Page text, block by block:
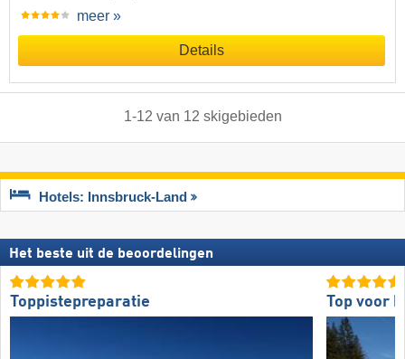
meer »
Details
1-12 van 12 skigebieden
Hotels: Innsbruck-Land
Het beste uit de beoordelingen
Toppistepreparatie Top voor